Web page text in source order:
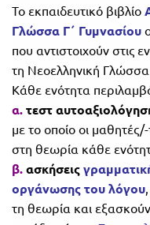
Παιχνίδια
λύκειο
Το εκπαιδευτικό βιβλίο
Γλώσσα Γ΄ Γυμνασίου
που αντιστοιχούν στις
τη Νεοελληνική Γλώσσα
Κάθε ενότητα
α.τεστ
με το οποίο οι
στη θεωρία κάθε
β.ασκήσεις
οργάνωσης του λόγου
τη θεωρία και